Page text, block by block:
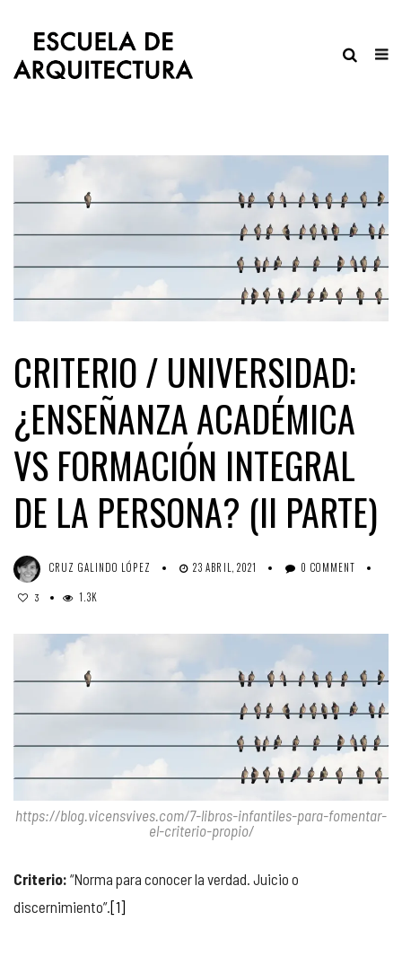
CRITERIO / UNIVERSIDAD:
¿ENSEÑANZA ACADÉMICA
VS FORMACIÓN INTEGRAL
DE LA PERSONA? (II PARTE)
CRUZ GALINDO LÓPEZ 23 ABRIL, 2021 0 COMMENT
3 1.3K
https://blog.vicensvives.com/7-libros-infantiles-para-fomentar-
el-criterio-propio/
Criterio: “Norma para conocer la verdad. Juicio o
discernimiento”.[1]